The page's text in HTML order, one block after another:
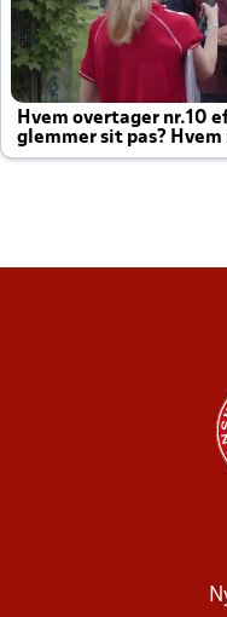
Hvem overtager nr.10
glemmer sit pas?
altid til efter kampe?